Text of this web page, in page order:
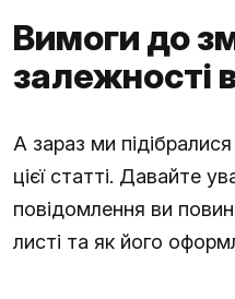
Вимоги до
залежності
А зараз ми
цієї статті. Давайте
повідомлення ви
листі та як його